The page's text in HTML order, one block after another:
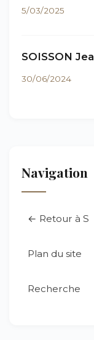
5/03/2025
SOISSON
30/06/2024
Navigation
← Retour à S
Plan du site
Recherche